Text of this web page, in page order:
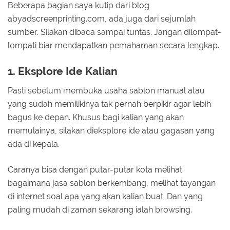
Beberapa bagian saya kutip dari blog
abyadscreenprinting.com, ada juga dari sejumlah
sumber. Silakan dibaca sampai tuntas. Jangan dilompat-
lompati biar mendapatkan pemahaman secara lengkap.
1. Eksplore Ide Kalian
Pasti sebelum membuka usaha sablon manual atau
yang sudah memilikinya tak pernah berpikir agar lebih
bagus ke depan. Khusus bagi kalian yang akan
memulainya, silakan dieksplore ide atau gagasan yang
ada di kepala.
Caranya bisa dengan putar-putar kota melihat
bagaimana jasa sablon berkembang, melihat tayangan
di internet soal apa yang akan kalian buat. Dan yang
paling mudah di zaman sekarang ialah browsing.